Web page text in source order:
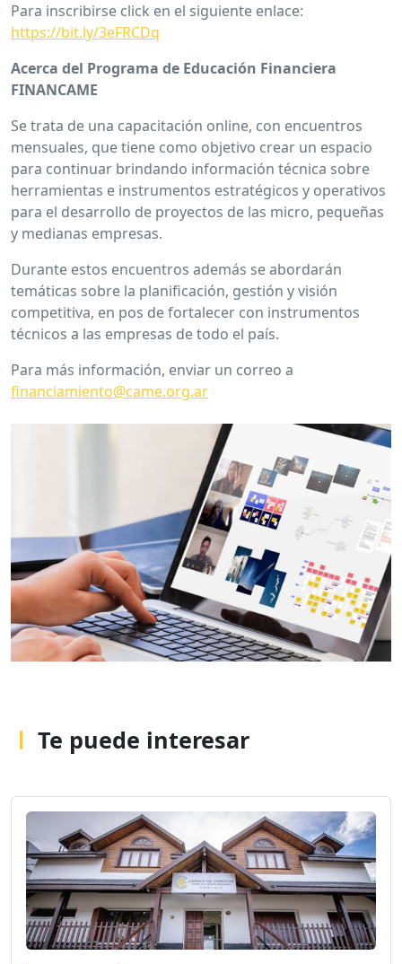
Para inscribirse click en el siguiente enlace:
https://bit.ly/3eFRCDq
Acerca del Programa de Educación Financiera
FINANCAME
Se trata de una capacitación online, con encuentros
mensuales, que tiene como objetivo crear un espacio
para continuar brindando información técnica sobre
herramientas e instrumentos estratégicos y operativos
para el desarrollo de proyectos de las micro, pequeñas
y medianas empresas.
Durante estos encuentros además se abordarán
temáticas sobre la planificación, gestión y visión
competitiva, en pos de fortalecer con instrumentos
técnicos a las empresas de todo el país.
Para más información, enviar un correo a
financiamiento@came.org.ar
Te puede interesar